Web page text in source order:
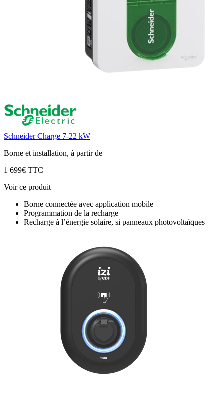
Schneider Charge 7-22 kW
Borne et installation, à partir de
1 699€ TTC
Voir ce produit
Borne connectée avec application mobile
Programmation de la recharge
Recharge à l’énergie solaire, si panneaux photovoltaïques